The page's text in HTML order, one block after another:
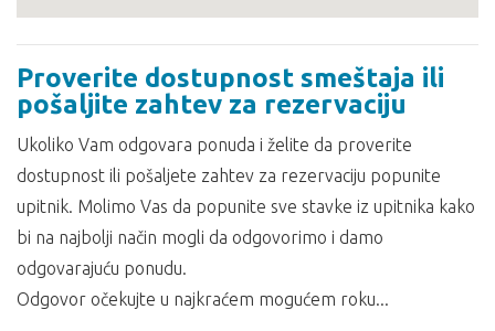
Proverite dostupnost smeštaja ili
pošaljite zahtev za rezervaciju
Ukoliko Vam odgovara ponuda i želite da proverite
dostupnost ili pošaljete zahtev za rezervaciju popunite
upitnik. Molimo Vas da popunite sve stavke iz upitnika kako
bi na najbolji način mogli da odgovorimo i damo
odgovarajuću ponudu.
Odgovor očekujte u najkraćem mogućem roku...